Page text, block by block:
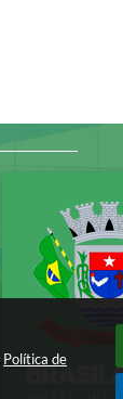
Política de